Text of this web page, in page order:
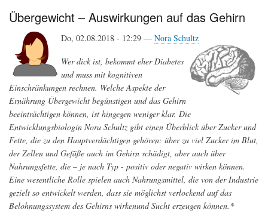
Übergewicht – Auswirkungen auf das Gehirn
Do, 02.08.2018 - 12:29 — Nora Schultz
Wer dick ist, bekommt eher Diabetes
und muss mit kognitiven
Einschränkungen rechnen. Welche Aspekte der
Ernährung Übergewicht begünstigen und das Gehirn
beeinträchtigen können, ist hingegen weniger klar. Die
Entwicklungsbiologin Nora Schultz gibt einen Überblick über Zucker und
Fette, die zu den Hauptverdächtigen gehören: über zu viel Zucker im Blut,
der Zellen und Gefäße auch im Gehirn schädigt, aber auch über
Nahrungsfette, die – je nach Typ - positiv oder negativ wirken können.
Eine wesentliche Rolle spielen auch Nahrungsmittel, die von der Industrie
gezielt so entwickelt werden, dass sie möglichst verlockend auf das
Belohnungssystem des Gehirns wirkenund Sucht erzeugen können.*